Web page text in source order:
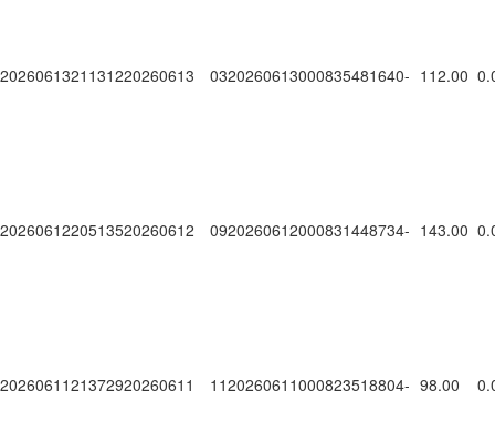
2026061321131220260613 0320260613000835481640- 112.00
2026061220513520260612 0920260612000831448734- 143.00
2026061121372920260611 1120260611000823518804- 98.00